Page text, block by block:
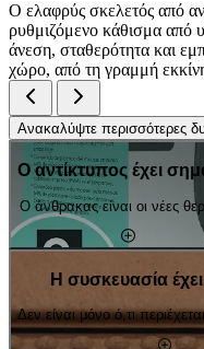
Ο ελαφρύς σκελετός από
ρυθμιζόμενο κάθισμα
άνεση, σταθερότητα και
χώρο, από τη γραμμή
Ανακαλύψτε περισσότερες
Ο αντίκτυπος έχει
Ο άνθρακας είναι οι νέες
Η συσκευασία
Δεν είναι μόνο ό,τι